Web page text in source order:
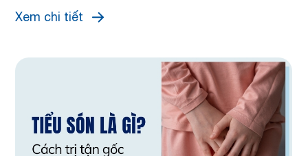
Xem chi tiết